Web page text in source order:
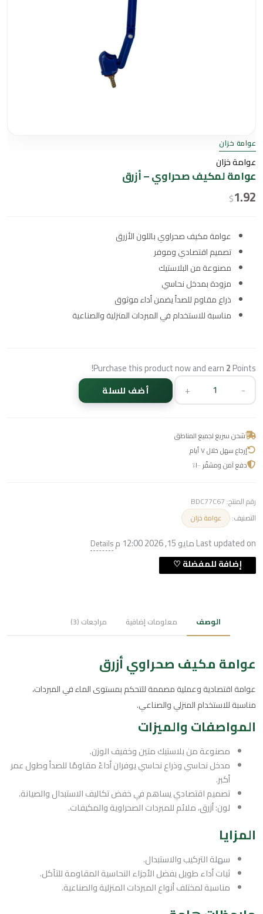
عوامة خزان
عوامة خزان
عوامة لمكيف صحراوي – أزرق
$1.92
عوامة مكيف صحراوي باللون الأزرق
تصميم اقتصادي وموفر
مصنوعة من البلاستيك
مزودة بمدخل نحاسي
ذراع مقاوم للصدأ يضمن أداء موثوق
مناسبة للاستخدام في المبردات المنزلية والصناعية
Purchase this product now and earn2Points!
-
+ أضف للسلة
شحن سريع لجميع المناطق
إرجاع سهل خلال ٧ أيام
دفع آمن ومشفّر ١٠٠٪
رقم المنتج: BDC77C67
التصنيف:
عوامة خزان
Last updated on مايو 15, 2026 12:00 م Details
الوصف معلومات إضافية مراجعات (3)
عوامة مكيف صحراوي أزرق
عوامة اقتصادية وعملية مصممة للتحكم بمستوى الماء في المبردات،
مناسبة للاستخدام المنزلي والصناعي.
المواصفات والميزات
مصنوعة من بلاستيك متين وخفيف الوزن.
مدخل نحاسي وذراع نحاسي يوفران أداءً مقاومًا للصدأ وطول عمر
أكبر.
تصميم اقتصادي يساهم في خفض تكاليف الاستبدال والصيانة.
لون: أزرق، ملائم للمبردات الصحراوية والمكيفات.
المزايا
سهلة التركيب والاستبدال.
ثبات أداء طويل بفضل الأجزاء النحاسية المقاومة للتآكل.
مناسبة لمختلف أنواع المبردات المنزلية والصناعية.